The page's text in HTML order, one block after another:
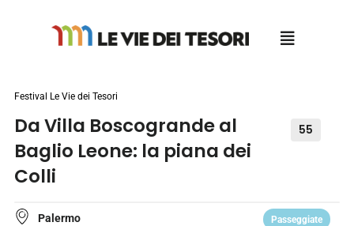
Festival Le Vie dei Tesori
Da Villa Boscogrande al
Baglio Leone: la piana dei
Colli
55
Palermo Passeggiate